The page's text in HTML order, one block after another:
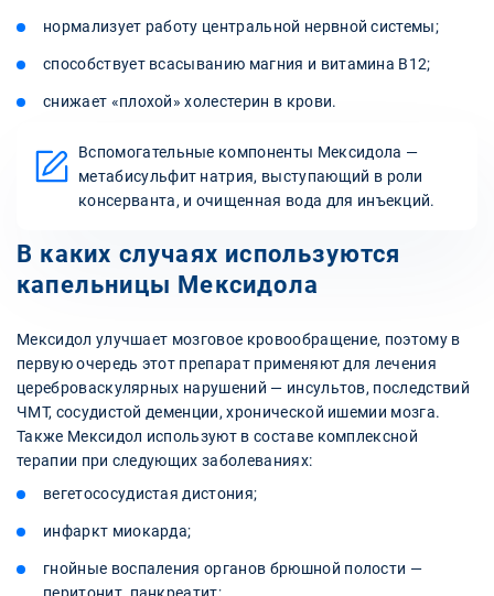
нормализует работу центральной нервной системы;
способствует всасыванию магния и витамина B12;
снижает «плохой» холестерин в крови.
Вспомогательные компоненты Мексидола —
метабисульфит натрия, выступающий в роли
консерванта, и очищенная вода для инъекций.
В каких случаях используются
капельницы Мексидола
Мексидол улучшает мозговое кровообращение, поэтому в
первую очередь этот препарат применяют для лечения
цереброваскулярных нарушений — инсультов, последствий
ЧМТ, сосудистой деменции, хронической ишемии мозга.
Также Мексидол используют в составе комплексной
терапии при следующих заболеваниях:
вегетососудистая дистония;
инфаркт миокарда;
гнойные воспаления органов брюшной полости —